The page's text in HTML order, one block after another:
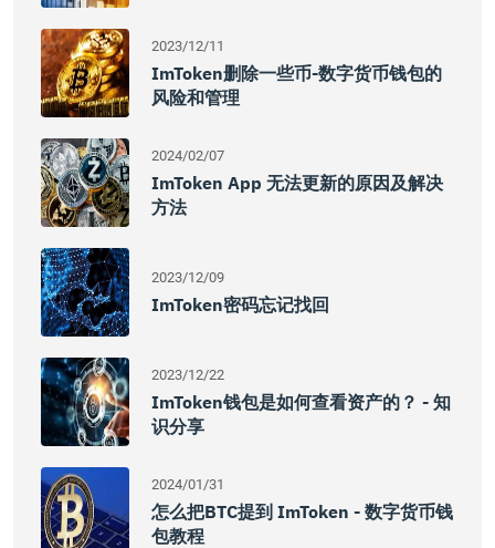
2023/12/11
ImToken删除一些币-数字货币钱包的
风险和管理
2024/02/07
ImToken App 无法更新的原因及解决
方法
2023/12/09
ImToken密码忘记找回
2023/12/22
ImToken钱包是如何查看资产的？ - 知
识分享
2024/01/31
怎么把BTC提到 ImToken - 数字货币钱
包教程